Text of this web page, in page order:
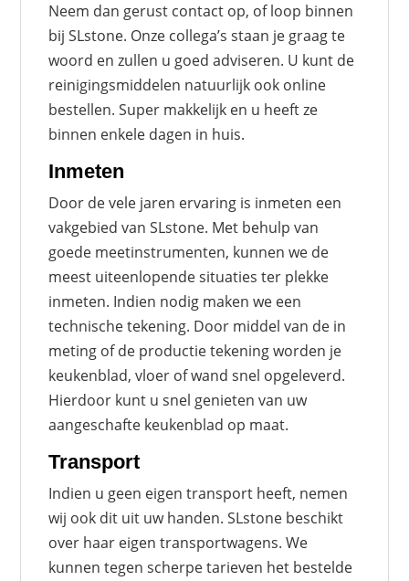
Neem dan gerust contact op, of loop binnen
bij SLstone. Onze collega’s staan je graag te
woord en zullen u goed adviseren. U kunt de
reinigingsmiddelen natuurlijk ook online
bestellen. Super makkelijk en u heeft ze
binnen enkele dagen in huis.
Inmeten
Door de vele jaren ervaring is inmeten een
vakgebied van SLstone. Met behulp van
goede meetinstrumenten, kunnen we de
meest uiteenlopende situaties ter plekke
inmeten. Indien nodig maken we een
technische tekening. Door middel van de in
meting of de productie tekening worden je
keukenblad, vloer of wand snel opgeleverd.
Hierdoor kunt u snel genieten van uw
aangeschafte keukenblad op maat.
Transport
Indien u geen eigen transport heeft, nemen
wij ook dit uit uw handen. SLstone beschikt
over haar eigen transportwagens. We
kunnen tegen scherpe tarieven het bestelde